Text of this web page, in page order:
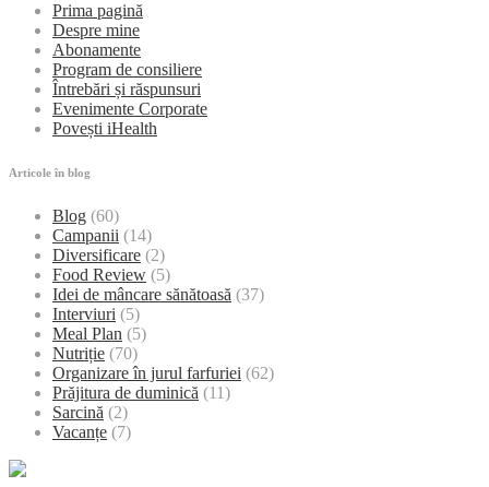
Prima pagină
Despre mine
Abonamente
Program de consiliere
Întrebări și răspunsuri
Evenimente Corporate
Povești iHealth
Articole în blog
Blog (60)
Campanii (14)
Diversificare (2)
Food Review (5)
Idei de mâncare sănătoasă (37)
Interviuri (5)
Meal Plan (5)
Nutriție (70)
Organizare în jurul farfuriei (62)
Prăjitura de duminică (11)
Sarcină (2)
Vacanțe (7)